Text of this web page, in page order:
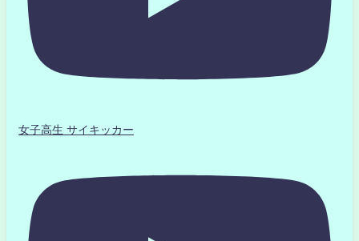
女子高生 サイキッカー